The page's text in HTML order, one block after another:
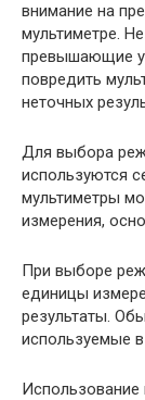
внимание на
мультиметре.
превышающие
повредить
неточных
Для выбора
используются
мультиметры
измерения,
При выборе
единицы
результаты.
используемые
Использование